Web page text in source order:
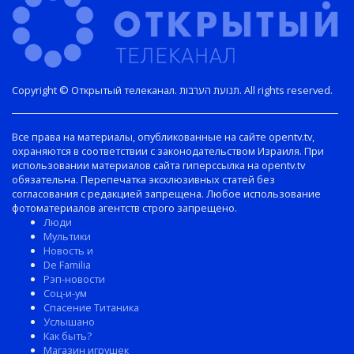
Copyright © Открытый телеканал. תנועת הערבות. All rights reserved.
Все права на материалы, опубликованные на сайте opentv.tv,
охраняются в соответствии с законодательством Израиля. При
использовании материалов сайта гиперссылка на opentv.tv
обязательна. Перепечатка эксклюзивных статей без
согласования с редакцией запрещена. Любое использование
фотоматериалов агентств строго запрещено.
Люди
Мультики
Новость и
De Familia
Рэп-новости
Соц-и-ум
Спасение Титаника
Услышано
Как быть?
Магазин игрушек